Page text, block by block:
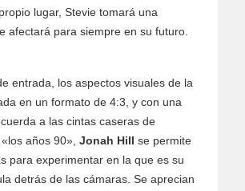
lugar, Stevie tomará una
afectará para siempre en su futuro.
entrada, los aspectos visuales de la
en un formato de 4:3, y con una
a las cintas caseras de
años 90», Jonah Hill se permite
para experimentar en la que es su
detrás de las cámaras. Se aprecian